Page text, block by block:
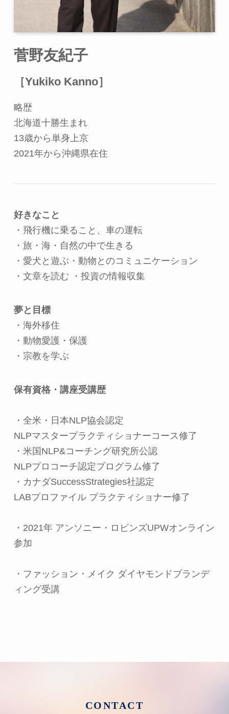
菅野友紀子
［Yukiko Kanno］
略歴
北海道十勝生まれ
13歳から単身上京
2021年から沖縄県在住
好きなこと
・飛行機に乗ること、車の運転
・旅・海・自然の中で生きる
・愛犬と遊ぶ・動物とのコミュニケーション
・文章を読む ・投資の情報収集
夢と目標
・海外移住
・動物愛護・保護
・宗教を学ぶ
保有資格・講座受講歴
・全米・日本NLP協会認定
NLPマスタープラクティショナーコース修了
・米国NLP&コーチング研究所公認
NLPプロコーチ認定プログラム修了
・カナダSuccessStrategies社認定
LABプロファイル プラクティショナー修了
・2021年 アンソニー・ロビンズUPWオンライン
参加
・ファッション・メイク ダイヤモンドブランデ
ィング受講
CONTACT